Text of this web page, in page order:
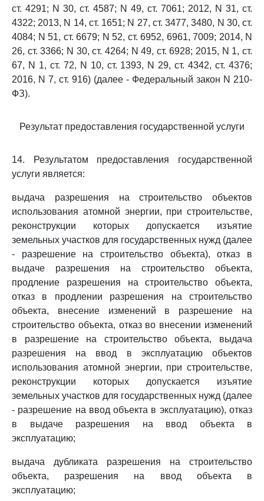
ст. 4291; N 30, ст. 4587; N 49, ст. 7061; 2012, N 31, ст.
4322; 2013, N 14, ст. 1651; N 27, ст. 3477, 3480, N 30, ст.
4084; N 51, ст. 6679; N 52, ст. 6952, 6961, 7009; 2014, N
26, ст. 3366; N 30, ст. 4264; N 49, ст. 6928; 2015, N 1, ст.
67, N 1, ст. 72, N 10, ст. 1393, N 29, ст. 4342, ст. 4376;
2016, N 7, ст. 916) (далее - Федеральный закон N 210-
ФЗ).
Результат предоставления государственной услуги
14. Результатом предоставления государственной
услуги является:
выдача разрешения на строительство объектов
использования атомной энергии, при строительстве,
реконструкции которых допускается изъятие
земельных участков для государственных нужд (далее
- разрешение на строительство объекта), отказ в
выдаче разрешения на строительство объекта,
продление разрешения на строительство объекта,
отказ в продлении разрешения на строительство
объекта, внесение изменений в разрешение на
строительство объекта, отказ во внесении изменений
в разрешение на строительство объекта, выдача
разрешения на ввод в эксплуатацию объектов
использования атомной энергии, при строительстве,
реконструкции которых допускается изъятие
земельных участков для государственных нужд (далее
- разрешение на ввод объекта в эксплуатацию), отказ
в выдаче разрешения на ввод объекта в
эксплуатацию;
выдача дубликата разрешения на строительство
объекта, разрешения на ввод объекта в
эксплуатацию;